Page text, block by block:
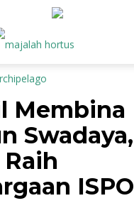
Membina
Swadaya,
ISPO